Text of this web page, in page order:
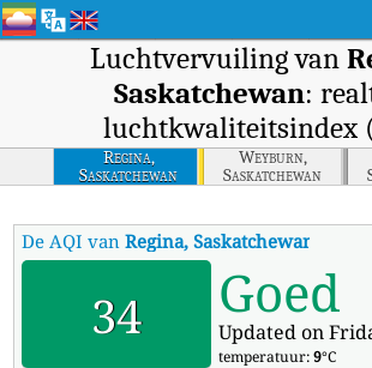
Luchtvervuiling van
Saskatchewan:
luchtkwaliteitsindex
Regina,
Saskatchewan
Weyburn,
Saskatchewan
De AQI vanRegina, Saskatchewan De
34 Goed
Updated on
temperatuur:9°C